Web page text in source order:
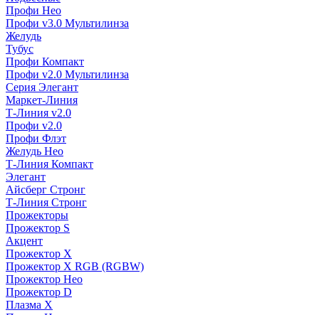
Профи Нео
Профи v3.0 Мультилинза
Желудь
Тубус
Профи Компакт
Профи v2.0 Мультилинза
Серия Элегант
Маркет-Линия
Т-Линия v2.0
Профи v2.0
Профи Флэт
Желудь Нео
Т-Линия Компакт
Элегант
Айсберг Стронг
Т-Линия Стронг
Прожекторы
Прожектор S
Акцент
Прожектор X
Прожектор Х RGB (RGBW)
Прожектор Нео
Прожектор D
Плазма X